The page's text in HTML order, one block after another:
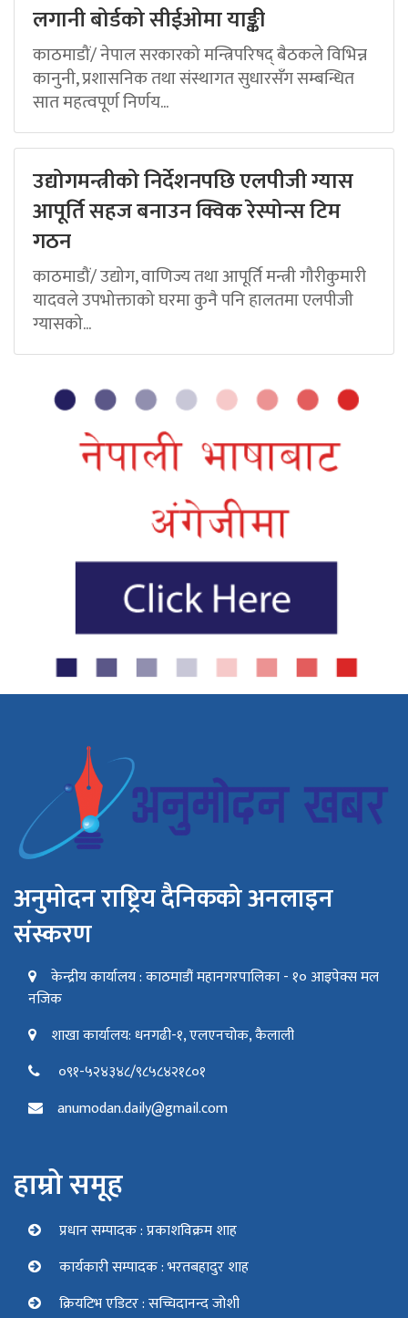
लगानी बोर्डको सीईओमा याङ्की
काठमाडौं/ नेपाल सरकारको मन्त्रिपरिषद् बैठकले विभिन्न
कानुनी, प्रशासनिक तथा संस्थागत सुधारसँग सम्बन्धित
सात महत्वपूर्ण निर्णय...
उद्योगमन्त्रीको निर्देशनपछि एलपीजी ग्यास
आपूर्ति सहज बनाउन क्विक रेस्पोन्स टिम
गठन
काठमाडौं/ उद्योग, वाणिज्य तथा आपूर्ति मन्त्री गौरीकुमारी
यादवले उपभोक्ताको घरमा कुनै पनि हालतमा एलपीजी
ग्यासको...
अनुमोदन राष्ट्रिय दैनिकको अनलाइन
संस्करण
केन्द्रीय कार्यालय : काठमाडौं महानगरपालिका - १० आइपेक्स मल
नजिक
शाखा कार्यालय: धनगढी-१, एलएनचोक, कैलाली
०९१-५२४३४८/९८५८४२१८०१
anumodan.daily@gmail.com
हाम्रो समूह
प्रधान सम्पादक : प्रकाशविक्रम शाह
कार्यकारी सम्पादक : भरतबहादुर शाह
क्रियटिभ एडिटर : सच्चिदानन्द जोशी